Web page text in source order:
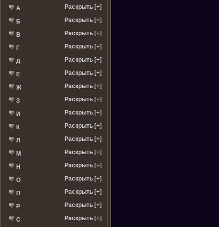
А Раскрыть [+]
Б Раскрыть [+]
В Раскрыть [+]
Г Раскрыть [+]
Д Раскрыть [+]
Е Раскрыть [+]
Ж Раскрыть [+]
З Раскрыть [+]
И Раскрыть [+]
К Раскрыть [+]
Л Раскрыть [+]
М Раскрыть [+]
Н Раскрыть [+]
О Раскрыть [+]
П Раскрыть [+]
Р Раскрыть [+]
С Раскрыть [+]